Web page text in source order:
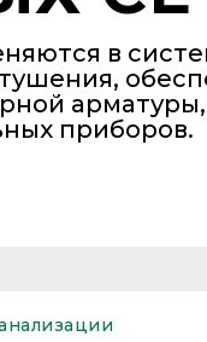
в
приборов.